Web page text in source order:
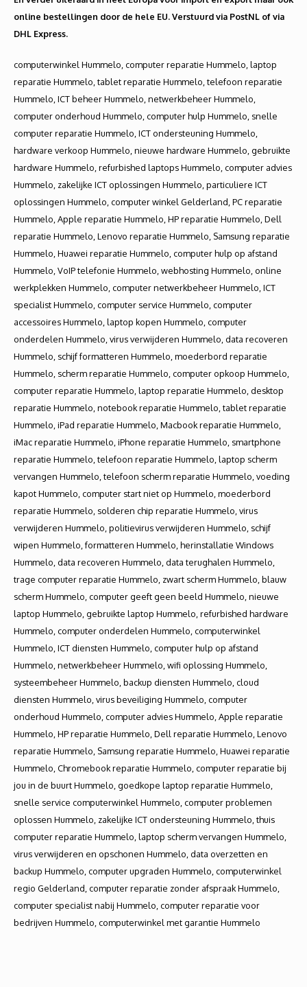
online bestellingen door de hele EU. Verstuurd via PostNL of via
DHL Express.
computerwinkel Hummelo, computer reparatie Hummelo, laptop
reparatie Hummelo, tablet reparatie Hummelo, telefoon reparatie
Hummelo, ICT beheer Hummelo, netwerkbeheer Hummelo,
computer onderhoud Hummelo, computer hulp Hummelo, snelle
computer reparatie Hummelo, ICT ondersteuning Hummelo,
hardware verkoop Hummelo, nieuwe hardware Hummelo, gebruikte
hardware Hummelo, refurbished laptops Hummelo, computer advies
Hummelo, zakelijke ICT oplossingen Hummelo, particuliere ICT
oplossingen Hummelo, computer winkel Gelderland, PC reparatie
Hummelo, Apple reparatie Hummelo, HP reparatie Hummelo, Dell
reparatie Hummelo, Lenovo reparatie Hummelo, Samsung reparatie
Hummelo, Huawei reparatie Hummelo, computer hulp op afstand
Hummelo, VoIP telefonie Hummelo, webhosting Hummelo, online
werkplekken Hummelo, computer netwerkbeheer Hummelo, ICT
specialist Hummelo, computer service Hummelo, computer
accessoires Hummelo, laptop kopen Hummelo, computer
onderdelen Hummelo, virus verwijderen Hummelo, data recoveren
Hummelo, schijf formatteren Hummelo, moederbord reparatie
Hummelo, scherm reparatie Hummelo, computer opkoop Hummelo,
computer reparatie Hummelo, laptop reparatie Hummelo, desktop
reparatie Hummelo, notebook reparatie Hummelo, tablet reparatie
Hummelo, iPad reparatie Hummelo, Macbook reparatie Hummelo,
iMac reparatie Hummelo, iPhone reparatie Hummelo, smartphone
reparatie Hummelo, telefoon reparatie Hummelo, laptop scherm
vervangen Hummelo, telefoon scherm reparatie Hummelo, voeding
kapot Hummelo, computer start niet op Hummelo, moederbord
reparatie Hummelo, solderen chip reparatie Hummelo, virus
verwijderen Hummelo, politievirus verwijderen Hummelo, schijf
wipen Hummelo, formatteren Hummelo, herinstallatie Windows
Hummelo, data recoveren Hummelo, data terughalen Hummelo,
trage computer reparatie Hummelo, zwart scherm Hummelo, blauw
scherm Hummelo, computer geeft geen beeld Hummelo, nieuwe
laptop Hummelo, gebruikte laptop Hummelo, refurbished hardware
Hummelo, computer onderdelen Hummelo, computerwinkel
Hummelo, ICT diensten Hummelo, computer hulp op afstand
Hummelo, netwerkbeheer Hummelo, wifi oplossing Hummelo,
systeembeheer Hummelo, backup diensten Hummelo, cloud
diensten Hummelo, virus beveiliging Hummelo, computer
onderhoud Hummelo, computer advies Hummelo, Apple reparatie
Hummelo, HP reparatie Hummelo, Dell reparatie Hummelo, Lenovo
reparatie Hummelo, Samsung reparatie Hummelo, Huawei reparatie
Hummelo, Chromebook reparatie Hummelo, computer reparatie bij
jou in de buurt Hummelo, goedkope laptop reparatie Hummelo,
snelle service computerwinkel Hummelo, computer problemen
oplossen Hummelo, zakelijke ICT ondersteuning Hummelo, thuis
computer reparatie Hummelo, laptop scherm vervangen Hummelo,
virus verwijderen en opschonen Hummelo, data overzetten en
backup Hummelo, computer upgraden Hummelo, computerwinkel
regio Gelderland, computer reparatie zonder afspraak Hummelo,
computer specialist nabij Hummelo, computer reparatie voor
bedrijven Hummelo, computerwinkel met garantie Hummelo